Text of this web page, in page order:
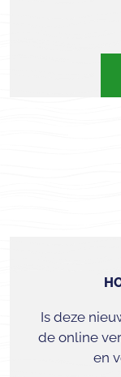
Is deze
de online
en